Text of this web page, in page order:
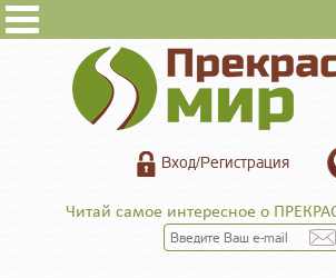
Вход/Регистрация
Читай самое интересное о